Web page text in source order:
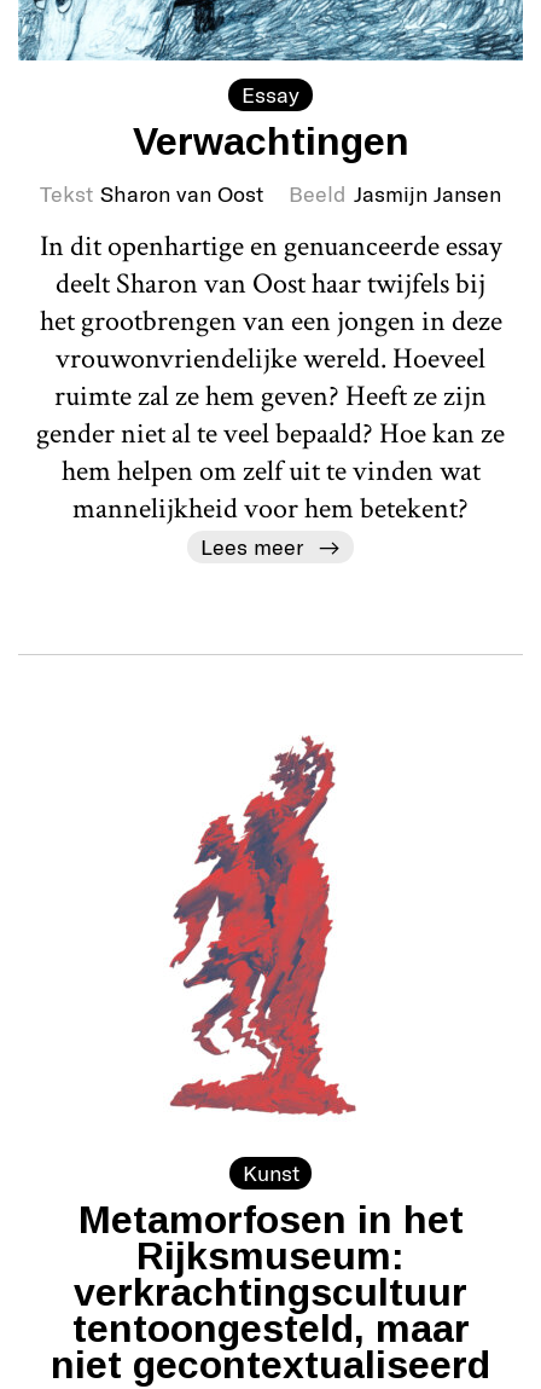
Essay
Verwachtingen
Tekst Sharon van Oost Beeld Jasmijn Jansen
In dit openhartige en genuanceerde essay
deelt Sharon van Oost haar twijfels bij
het grootbrengen van een jongen in deze
vrouwonvriendelijke wereld. Hoeveel
ruimte zal ze hem geven? Heeft ze zijn
gender niet al te veel bepaald? Hoe kan ze
hem helpen om zelf uit te vinden wat
mannelijkheid voor hem betekent?
Lees meer
Kunst
Metamorfosen in het
Rijksmuseum:
verkrachtingscultuur
tentoongesteld, maar
niet gecontextualiseerd